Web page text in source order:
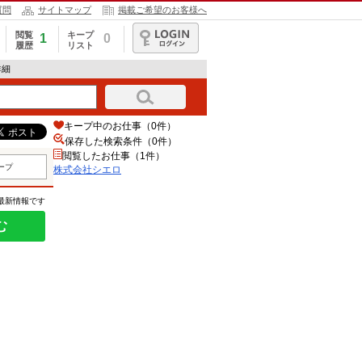
問 サイトマップ 掲載ご希望のお客様へ
閲覧
履歴
1
キープ
リスト
0
ログイン
細
プ
新情報です
キープ中のお仕事（0件）
保存した検索条件（0件）
閲覧したお仕事（1件）
株式会社シエロ